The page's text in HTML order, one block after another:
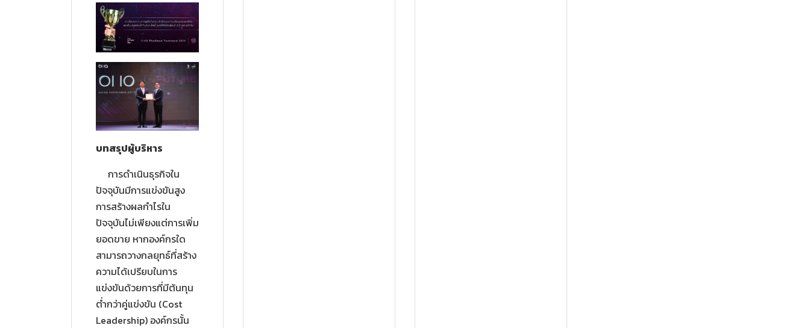
บทสรุปผู้บริหาร
การดำเนินธุรกิจใน
ปัจจุบันมีการแข่งขันสูง
การสร้างผลกำไรใน
ปัจจุบันไม่เพียงแต่การเพิ่ม
ยอดขาย หากองค์กรใด
สามารถวางกลยุทธ์ที่สร้าง
ความได้เปรียบในการ
แข่งขันด้วยการที่มีต้นทุน
ต่ำกว่าคู่แข่งขัน (Cost
Leadership) องค์กรนั้น